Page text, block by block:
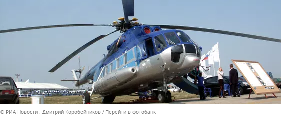
© РИА Новости . Дмитрий Коробейников Перейти в фотобанк